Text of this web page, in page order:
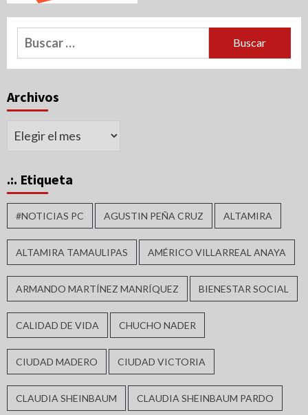
Buscar:
Archivos
Archivos
.:. Etiqueta
#NOTICIAS PC AGUSTIN PEÑA CRUZ ALTAMIRA
ALTAMIRA TAMAULIPAS AMÉRICO VILLARREAL ANAYA
ARMANDO MARTÍNEZ MANRÍQUEZ BIENESTAR SOCIAL
CALIDAD DE VIDA CHUCHO NADER
CIUDAD MADERO CIUDAD VICTORIA
CLAUDIA SHEINBAUM CLAUDIA SHEINBAUM PARDO